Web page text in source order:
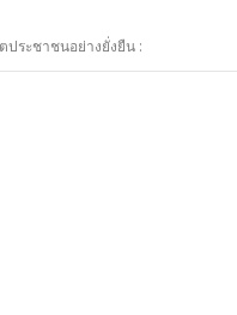
ประชาชนอย่างยั่งยืน :